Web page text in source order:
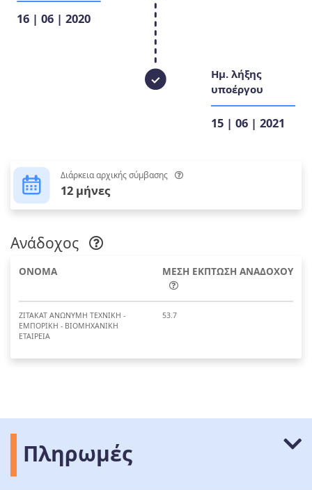
16 | 06 | 2020
Ημ. λήξης
υποέργου
15 | 06 | 2021
Διάρκεια αρχικής σύμβασης
12 μήνες
Ανάδοχος
ΟΝΟΜΑ ΜΕΣΗ ΕΚΠΤΩΣΗ ΑΝΑΔΟΧΟΥ
ΖΙΤΑΚΑΤ ΑΝΩΝΥΜΗ ΤΕΧΝΙΚΗ -
ΕΜΠΟΡΙΚΗ - ΒΙΟΜΗΧΑΝΙΚΗ
ΕΤΑΙΡΕΙΑ
53.7
Πληρωμές